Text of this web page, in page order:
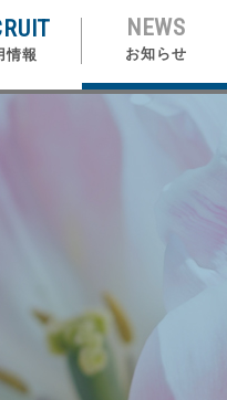
情報
NEWS
お知らせ